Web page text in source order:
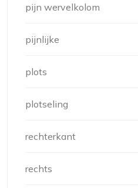
pijn wervelkolom
pijnlijke
plots
plotseling
rechterkant
rechts